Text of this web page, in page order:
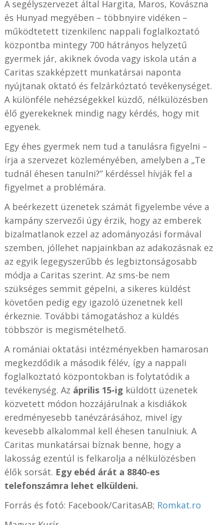
A segélyszervezet által Hargita, Maros, Kovászna
és Hunyad megyében – többnyire vidéken –
működtetett tizenkilenc nappali foglalkoztató
központba mintegy 700 hátrányos helyzetű
gyermek jár, akiknek óvoda vagy iskola után a
Caritas szakképzett munkatársai naponta
nyújtanak oktató és felzárkóztató tevékenységet.
A különféle nehézségekkel küzdő, nélkülözésben
élő gyerekeknek mindig nagy kérdés, hogy mit
egyenek.
Egy éhes gyermek nem tud a tanulásra figyelni –
írja a szervezet közleményében, amelyben a „Te
tudnál éhesen tanulni?” kérdéssel hívják fel a
figyelmet a problémára.
A beérkezett üzenetek számát figyelembe véve a
kampány szervezői úgy érzik, hogy az emberek
bizalmatlanok ezzel az adományozási formával
szemben, jóllehet napjainkban az adakozásnak ez
az egyik legegyszerűbb és legbiztonságosabb
módja a Caritas szerint. Az sms-be nem
szükséges semmit gépelni, a sikeres küldést
követően pedig egy igazoló üzenetnek kell
érkeznie. További támogatáshoz a küldés
többször is megismételhető.
A romániai oktatási intézményekben hamarosan
megkezdődik a második félév, így a nappali
foglalkoztató központokban is folytatódik a
tevékenység. Az április 15-ig küldött üzenetek
közvetett módon hozzájárulnak a kisdiákok
eredményesebb tanévzárásához, mivel így
kevesebb alkalommal kell éhesen tanulniuk. A
Caritas munkatársai bíznak benne, hogy a
lakosság ezentúl is felkarolja a nélkülözésben
élők sorsát. Egy ebéd árát a 8840-es
telefonszámra lehet elküldeni.
Forrás és fotó: Facebook/CaritasAB; Romkat.ro